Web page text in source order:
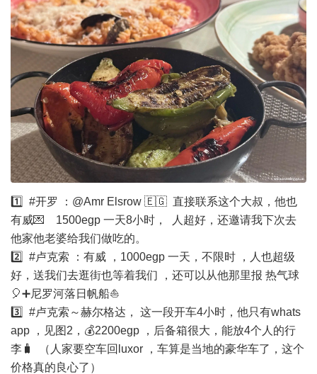
1️⃣ #开罗 ：@Amr Elsrow 🇪🇬 直接联系这个大叔，他也
有威💌 1500egp 一天8小时， 人超好，还邀请我下次去
他家他老婆给我们做吃的。
2️⃣ #卢克索 ：有威 ，1000egp 一天，不限时 ，人也超级
好，送我们去逛街也等着我们 ，还可以从他那里报 热气球
🎈➕尼罗河落日帆船⛵️
3️⃣ #卢克索～赫尔格达， 这一段开车4小时，他只有whats
app ，见图2，💰2200egp ，后备箱很大，能放4个人的行
李🧳 （人家要空车回luxor ，车算是当地的豪华车了，这个
价格真的良心了）